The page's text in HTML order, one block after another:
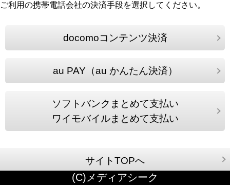
ご利用の携帯電話会社の決済手段を選択してください。
docomoコンテンツ決済
au PAY（au かんたん決済）
ソフトバンクまとめて支払い
ワイモバイルまとめて支払い
サイトTOPへ
(C)メディアシーク